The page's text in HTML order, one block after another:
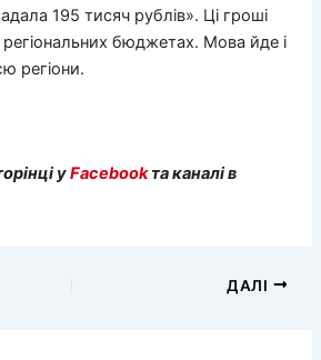
195 тисяч рублів». Ці гроші
бюджетах. Мова йде і
регіони.
уFacebookта каналі в
ДАЛІ